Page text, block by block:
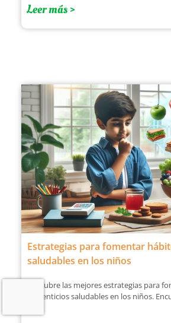
Leer más >
Estrategias para fomentar
saludables en los niños
Descubre las mejores estrategias para
alimenticios saludables en los niños.